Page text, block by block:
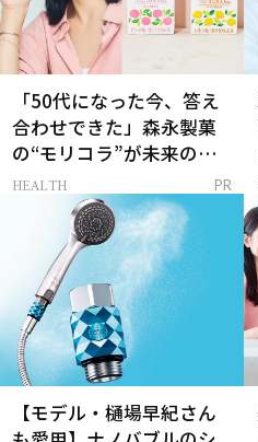
「50代になった今、答え
合わせできた」森永製菓
の“モリコラ”が未来のキ
レイを連れてくる！
HEALTH PR
【モデル・樋場早紀さん